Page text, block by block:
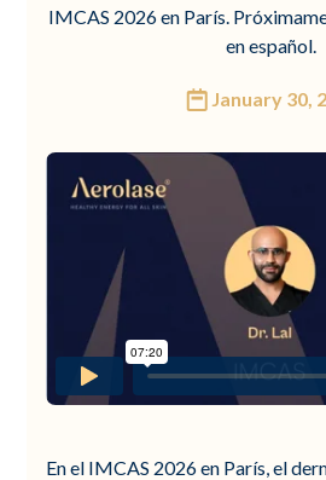
IMCAS 2026 en París.
en español.
January 30,
En el IMCAS 2026 en París, el